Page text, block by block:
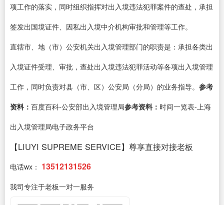
项工作的落实，同时组织指挥对出入境违法犯罪案件的查处，承担
签发出国境证件、因私出入境中介机构审批和管理等工作。
直辖市、地（市）公安机关出入境管理部门的职责是：承担各类出
入境证件受理、审批，查处出入境违法犯罪活动等各项出入境管理
工作，同时负责对县（市、区）公安局（分局）的业务指导。 参考
资料： 百度百科-公安部出入境管理局参考资料： 时间一览表-上海
出入境管理局电子政务平台
【LIUYI SUPREME SERVICE】尊享直接对接老板
电话wx： 13512131526
我司专注于老板一对一服务